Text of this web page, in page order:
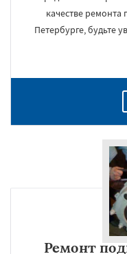
качестве ремонта
Петербурге, будьте
Ремонт